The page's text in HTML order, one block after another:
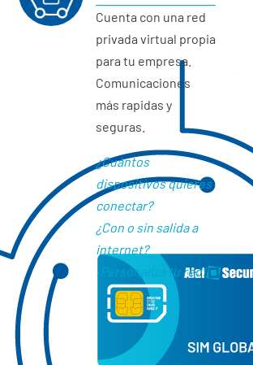
Cuenta con una red
privada virtual propia
para tu empresa.
Comunicaciones
más rapidas y
seguras.
¿Cuántos
dispositivos quieres
conectar?
¿Con o sin salida a
internet?
¡Personaliza tu red!